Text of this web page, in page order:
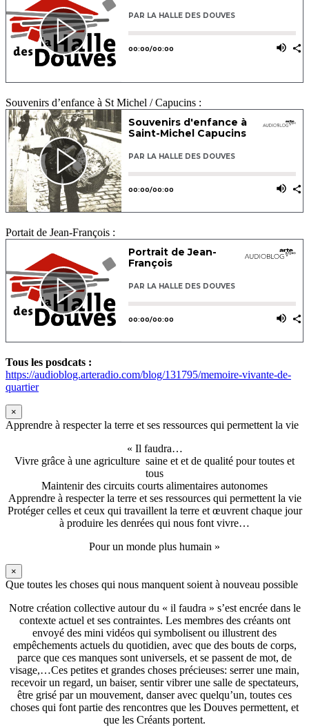
Souvenirs d’enfance à St Michel / Capucins :
Portait de Jean-François :
Tous les posdcats :
https://audioblog.arteradio.com/blog/131795/memoire-vivante-de-
quartier
×
Apprendre à respecter la terre et ses ressources qui permettent la vie
« Il faudra…
Vivre grâce à une agriculture saine et et de qualité pour toutes et
tous
Maintenir des circuits courts alimentaires autonomes
Apprendre à respecter la terre et ses ressources qui permettent la vie
Protéger celles et ceux qui travaillent la terre et œuvrent chaque jour
à produire les denrées qui nous font vivre…
Pour un monde plus humain »
×
Que toutes les choses qui nous manquent soient à nouveau possible
Notre création collective autour du « il faudra » s’est encrée dans le
contexte actuel et ses contraintes. Les membres des créants ont
envoyé des mini vidéos qui symbolisent ou illustrent des
empêchements actuels du quotidien, avec que des bouts de corps,
parce que ces manques sont universels, et se passent de mot, de
visage,…Ces petites et grandes choses précieuses: serrer une main,
recevoir un regard, un baiser, sentir vibrer une salle de spectateurs,
être grisé par un mouvement, danser avec quelqu’un, toutes ces
choses qui font partie des rencontres que les Douves permettent, et
que les Créants portent.